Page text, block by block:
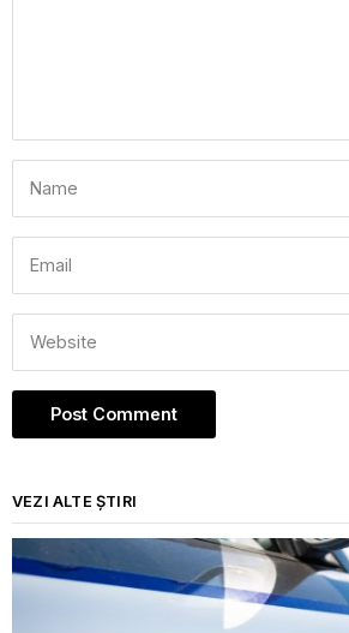
VEZI ALTE ȘTIRI